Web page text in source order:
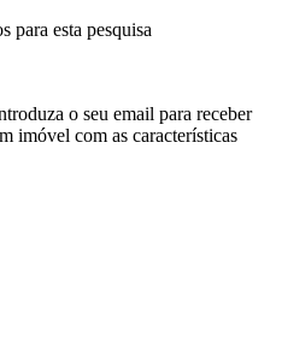
para esta pesquisa
o seu email para receber
imóvel com as características